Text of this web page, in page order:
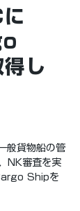
し
般貨物船の管
NK審査を実
Shipを